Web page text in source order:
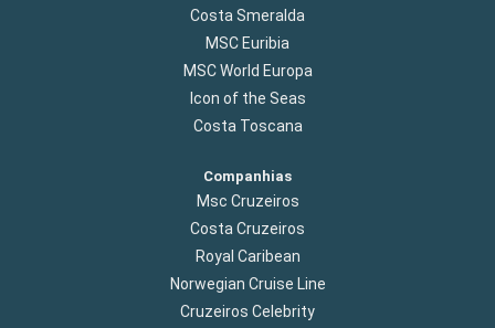
Costa Smeralda
MSC Euribia
MSC World Europa
Icon of the Seas
Costa Toscana
Companhias
Msc Cruzeiros
Costa Cruzeiros
Royal Caribean
Norwegian Cruise Line
Cruzeiros Celebrity